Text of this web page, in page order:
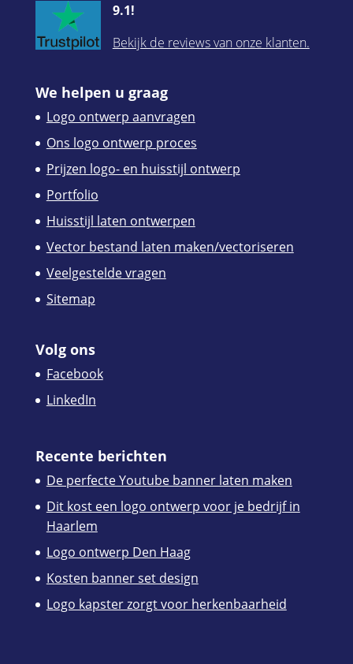
9.1!
Bekijk de reviews van onze klanten.
We helpen u graag
Logo ontwerp aanvragen
Ons logo ontwerp proces
Prijzen logo- en huisstijl ontwerp
Portfolio
Huisstijl laten ontwerpen
Vector bestand laten maken/vectoriseren
Veelgestelde vragen
Sitemap
Volg ons
Facebook
LinkedIn
Recente berichten
De perfecte Youtube banner laten maken
Dit kost een logo ontwerp voor je bedrijf in
Haarlem
Logo ontwerp Den Haag
Kosten banner set design
Logo kapster zorgt voor herkenbaarheid